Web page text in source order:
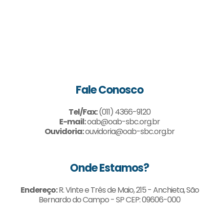
Fale Conosco
Tel/Fax:(011) 4366-9120
E-mail:oab@oab-sbc.org.br
Ouvidoria:ouvidoria@oab-sbc.org.br
Onde Estamos?
Endereço:R. Vinte e Três de Maio, 215 - Anchieta, São
Bernardo do Campo - SP CEP: 09606-000